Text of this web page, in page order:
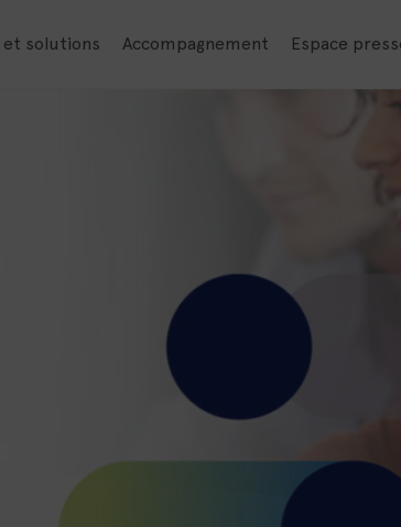
et solutions Accompagnement Espace